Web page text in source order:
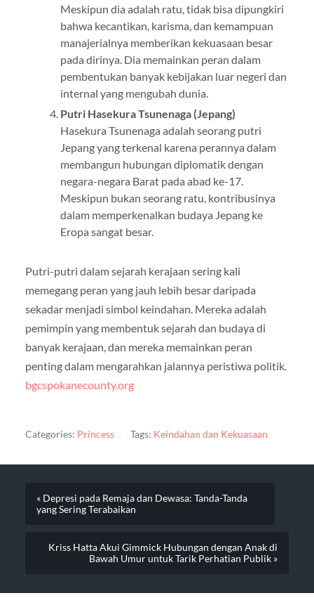
Meskipun dia adalah ratu, tidak bisa dipungkiri
bahwa kecantikan, karisma, dan kemampuan
manajerialnya memberikan kekuasaan besar
pada dirinya. Dia memainkan peran dalam
pembentukan banyak kebijakan luar negeri dan
internal yang mengubah dunia.
Putri Hasekura Tsunenaga (Jepang)
Hasekura Tsunenaga adalah seorang putri
Jepang yang terkenal karena perannya dalam
membangun hubungan diplomatik dengan
negara-negara Barat pada abad ke-17.
Meskipun bukan seorang ratu, kontribusinya
dalam memperkenalkan budaya Jepang ke
Eropa sangat besar.
Putri-putri dalam sejarah kerajaan sering kali
memegang peran yang jauh lebih besar daripada
sekadar menjadi simbol keindahan. Mereka adalah
pemimpin yang membentuk sejarah dan budaya di
banyak kerajaan, dan mereka memainkan peran
penting dalam mengarahkan jalannya peristiwa politik.
bgcspokanecounty.org
Categories: Princess Tags: Keindahan dan Kekuasaan
« Depresi pada Remaja dan Dewasa: Tanda-Tanda
yang Sering Terabaikan
Kriss Hatta Akui Gimmick Hubungan dengan Anak di
Bawah Umur untuk Tarik Perhatian Publik »